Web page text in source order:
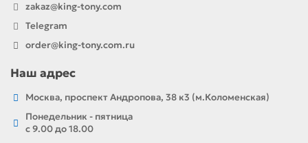
zakaz@king-tony.com
Telegram
order@king-tony.com.ru
Наш адрес
Москва, проспект Андропова, 38 к3 (м.Коломенская)
Понедельник - пятница
c 9.00 до 18.00